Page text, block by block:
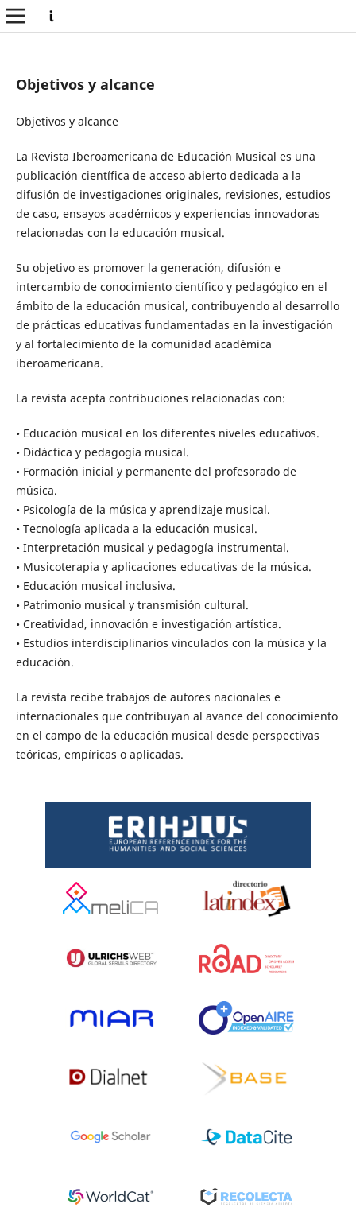
Objetivos y alcance
Objetivos y alcance
La Revista Iberoamericana de Educación Musical es una
publicación científica de acceso abierto dedicada a la
difusión de investigaciones originales, revisiones, estudios
de caso, ensayos académicos y experiencias innovadoras
relacionadas con la educación musical.
Su objetivo es promover la generación, difusión e
intercambio de conocimiento científico y pedagógico en el
ámbito de la educación musical, contribuyendo al desarrollo
de prácticas educativas fundamentadas en la investigación
y al fortalecimiento de la comunidad académica
iberoamericana.
La revista acepta contribuciones relacionadas con:
• Educación musical en los diferentes niveles educativos.
• Didáctica y pedagogía musical.
• Formación inicial y permanente del profesorado de
música.
• Psicología de la música y aprendizaje musical.
• Tecnología aplicada a la educación musical.
• Interpretación musical y pedagogía instrumental.
• Musicoterapia y aplicaciones educativas de la música.
• Educación musical inclusiva.
• Patrimonio musical y transmisión cultural.
• Creatividad, innovación e investigación artística.
• Estudios interdisciplinarios vinculados con la música y la
educación.
La revista recibe trabajos de autores nacionales e
internacionales que contribuyan al avance del conocimiento
en el campo de la educación musical desde perspectivas
teóricas, empíricas o aplicadas.